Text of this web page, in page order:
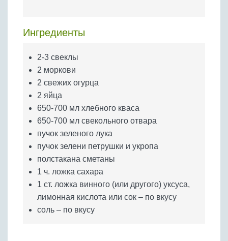
Крупы
Ингредиенты
2-3 свеклы
2 моркови
2 свежих огурца
2 яйца
650-700 мл хлебного кваса
650-700 мл свекольного отвара
пучок зеленого лука
пучок зелени петрушки и укропа
полстакана сметаны
1 ч. ложка сахара
1 ст. ложка винного (или другого) уксуса,
лимонная кислота или сок – по вкусу
соль – по вкусу